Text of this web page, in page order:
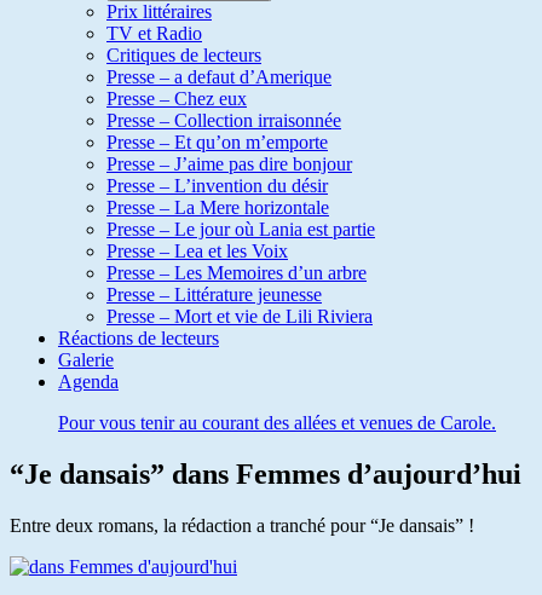
Prix littéraires
TV et Radio
Critiques de lecteurs
Presse – a defaut d’Amerique
Presse – Chez eux
Presse – Collection irraisonnée
Presse – Et qu’on m’emporte
Presse – J’aime pas dire bonjour
Presse – L’invention du désir
Presse – La Mere horizontale
Presse – Le jour où Lania est partie
Presse – Lea et les Voix
Presse – Les Memoires d’un arbre
Presse – Littérature jeunesse
Presse – Mort et vie de Lili Riviera
Réactions de lecteurs
Galerie
Agenda
Pour vous tenir au courant des allées et venues de Carole.
“Je dansais” dans Femmes d’aujourd’hui
Entre deux romans, la rédaction a tranché pour “Je dansais” !